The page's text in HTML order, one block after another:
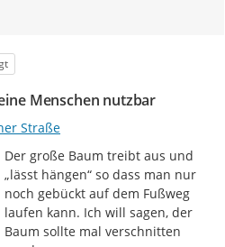
Menschen nutzbar
Straße
Der große Baum treibt aus und
„lässt hängen“ so dass man nur
noch gebückt auf dem Fußweg
laufen kann. Ich will sagen, der
Baum sollte mal verschnitten